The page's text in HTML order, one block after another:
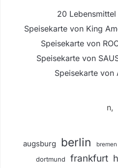
20
Speisekarte von King
Speisekarte von
Speisekarte von
Speisekarte von
n,
augsburg berlin bremen
dortmund frankfurt